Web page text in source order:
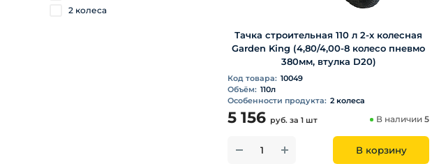
2 колеса
Тачка строительная 110 л 2-х колесная
Garden King (4,80/4,00-8 колесо пневмо
380мм, втулка D20)
Код товара: 10049
Объём: 110л
Особенности продукта: 2 колеса
5 156 руб. за 1 шт В наличии5
В корзину